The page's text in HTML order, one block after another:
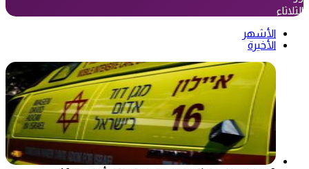
الثلاثاء
الأشهر
الأخيرة